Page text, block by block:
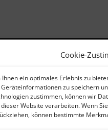
Cookie-
Ihnen ein optimales Erlebnis zu
Geräteinformationen zu speichern
zustimmen, können wir
Website verarbeiten. Wenn
können bestimmte
Kontakt